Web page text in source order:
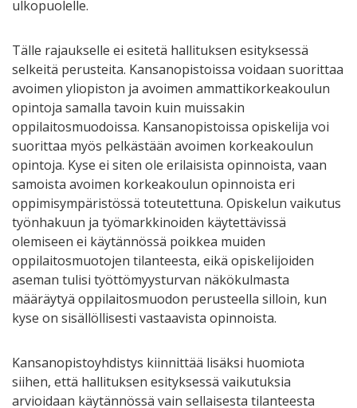
ulkopuolelle.
Tälle rajaukselle ei esitetä hallituksen esityksessä
selkeitä perusteita. Kansanopistoissa voidaan suorittaa
avoimen yliopiston ja avoimen ammattikorkeakoulun
opintoja samalla tavoin kuin muissakin
oppilaitosmuodoissa. Kansanopistoissa opiskelija voi
suorittaa myös pelkästään avoimen korkeakoulun
opintoja. Kyse ei siten ole erilaisista opinnoista, vaan
samoista avoimen korkeakoulun opinnoista eri
oppimisympäristössä toteutettuna. Opiskelun vaikutus
työnhakuun ja työmarkkinoiden käytettävissä
olemiseen ei käytännössä poikkea muiden
oppilaitosmuotojen tilanteesta, eikä opiskelijoiden
aseman tulisi työttömyysturvan näkökulmasta
määräytyä oppilaitosmuodon perusteella silloin, kun
kyse on sisällöllisesti vastaavista opinnoista.
Kansanopistoyhdistys kiinnittää lisäksi huomiota
siihen, että hallituksen esityksessä vaikutuksia
arvioidaan käytännössä vain sellaisesta tilanteesta